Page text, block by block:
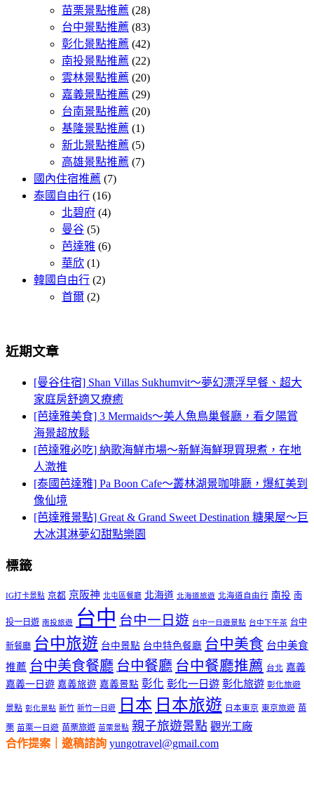
苗栗景點推薦 (28)
台中景點推薦 (83)
彰化景點推薦 (42)
南投景點推薦 (22)
雲林景點推薦 (20)
嘉義景點推薦 (29)
台南景點推薦 (20)
基隆景點推薦 (1)
新北景點推薦 (5)
高雄景點推薦 (7)
國內住宿推薦 (7)
泰國自由行 (16)
北碧府 (4)
曼谷 (5)
芭達雅 (6)
華欣 (1)
韓國自由行 (2)
首爾 (2)
近期文章
[曼谷住宿] Shan Villas Sukhumvit～夢幻漂浮早餐、超大
家庭房舒適又療癒
[芭達雅美食] 3 Mermaids～美人魚鳥巢餐廳，看夕陽賞
海景超放鬆
[芭達雅必吃] 納歌海鮮市場～新鮮海鮮現買現煮，在地
人激推
[泰國芭達雅] Pa Boon Cafe～叢林湖景咖啡廳，爆紅美到
像仙境
[芭達雅景點] Great & Grand Sweet Destination 糖果屋～巨
大冰淇淋夢幻甜點樂園
標籤
IG打卡景點 京都 京阪神 北屯區餐廳 北海道 北海道旅遊 北海道自由行 南投 南
投一日遊 南投旅遊 台中 台中一日遊 台中一日遊景點 台中下午茶 台中
新餐廳 台中旅遊 台中景點 台中特色餐廳 台中美食 台中美食
推薦 台中美食餐廳 台中餐廳 台中餐廳推薦 台北 嘉義
嘉義一日遊 嘉義旅遊 嘉義景點 彰化 彰化一日遊 彰化旅遊 彰化旅遊
景點 彰化景點 新竹 新竹一日遊 日本 日本旅遊 日本東京 東京旅遊 苗
栗 苗栗一日遊 苗栗旅遊 苗栗景點 親子旅遊景點 觀光工廠
合作提案｜邀稿諮詢 yungotravel@gmail.com